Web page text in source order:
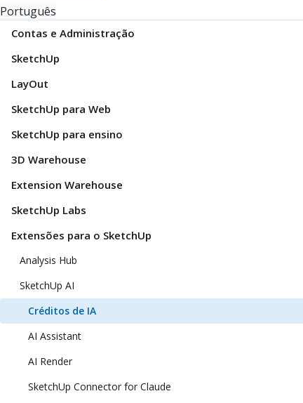
Português
Contas e Administração
SketchUp
LayOut
SketchUp para Web
SketchUp para ensino
3D Warehouse
Extension Warehouse
SketchUp Labs
Extensões para o SketchUp
Analysis Hub
SketchUp AI
Créditos de IA
AI Assistant
AI Render
SketchUp Connector for Claude